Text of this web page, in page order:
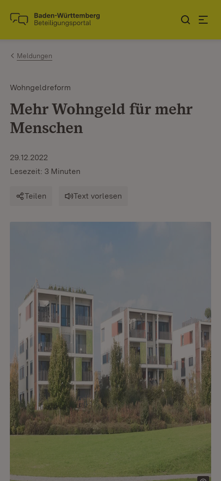
Zum Inhalt springen
Link zur Startseite
Meldungen
Wohngeldreform
Mehr Wohngeld für mehr
Menschen
29.12.2022
Lesezeit: 3 Minuten
Teilen Text vorlesen